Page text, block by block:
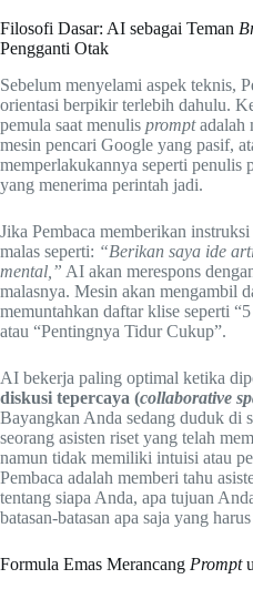
Filosofi Dasar: AI sebagai Teman
Pengganti Otak
Sebelum menyelami aspek teknis,
orientasi berpikir terlebih dahulu.
pemula saat menulis promptadalah
mesin pencari Google yang pasif,
memperlakukannya seperti penulis
yang menerima perintah jadi.
Jika Pembaca memberikan
malas seperti: “Berikan saya ide
mental,” AI akan merespons
malasnya. Mesin akan mengambil
memuntahkan daftar klise seperti
atau “Pentingnya Tidur Cukup”.
AI bekerja paling optimal ketika
diskusi tepercaya (collaborative
Bayangkan Anda sedang duduk di
seorang asisten riset yang telah
namun tidak memiliki intuisi atau
Pembaca adalah memberi tahu
tentang siapa Anda, apa tujuan
batasan-batasan apa saja yang
Formula Emas Merancang Prompt